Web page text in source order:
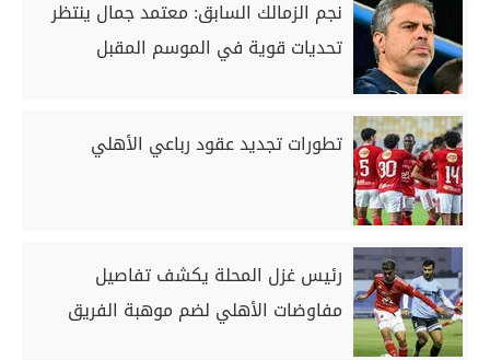
نجم الزمالك السابق: معتمد جمال ينتظر
تحديات قوية في الموسم المقبل
تطورات تجديد عقود رباعي الأهلي
رئيس غزل المحلة يكشف تفاصيل
مفاوضات الأهلي لضم موهبة الفريق